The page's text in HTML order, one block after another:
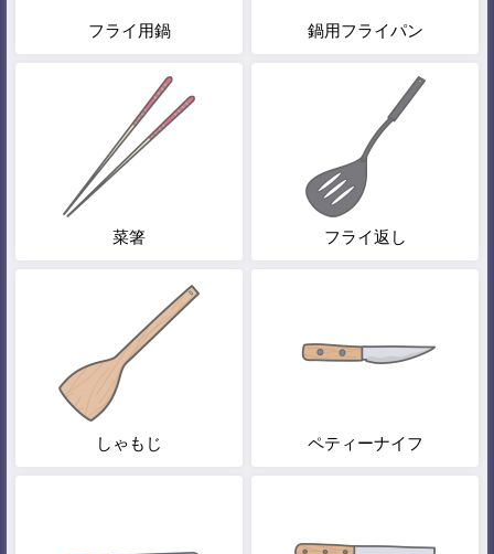
フライ用鍋 鍋用フライパン
菜箸 フライ返し
しゃもじ ペティーナイフ